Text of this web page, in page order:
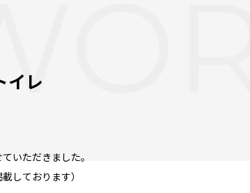
イレ
いただきました。
しております）